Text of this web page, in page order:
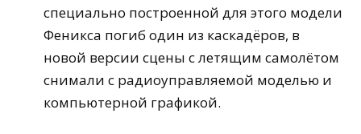
специально построенной для этого модели
Феникса погиб один из каскадёров, в
новой версии сцены с летящим самолётом
снимали с радиоуправляемой моделью и
компьютерной графикой.